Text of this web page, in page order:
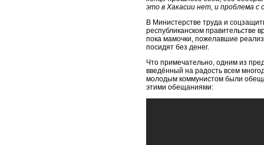
это в Хакасии нет, и проблема с
В Министерстве труда и
республиканском правительстве
пока мамочки, пожелавшие
посидят без денег.
Что примечательно, одним из
введённый на радость всем
молодым коммунистом были
этими обещаниями: